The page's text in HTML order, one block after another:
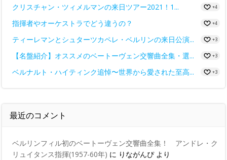
クリスチャン・ツィメルマンの来日ツアー2021！1... +4
指揮者やオーケストラでどう違うの？ +4
ティーレマンとシュターツカペレ・ベルリンの来日公演... +3
【名盤紹介】オススメのベートーヴェン交響曲全集・選... +3
ベルナルト・ハイティンク追悼〜世界から愛された至高... +3
最近のコメント
ベルリンフィル初のベートーヴェン交響曲全集！ アンドレ・ク
リュイタンス指揮(1957-60年) に りながんぴより